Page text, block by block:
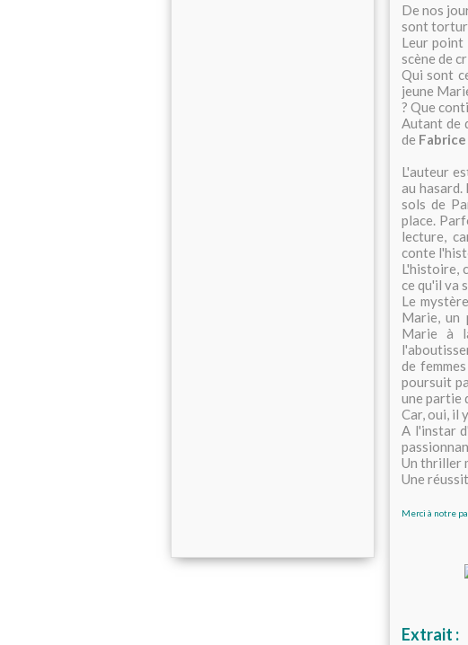
De nos
sont
Leur point
scène de
Qui sont
jeune
? Que
Autant de
de
L'auteur
au hasard.
sols de
place.
lecture,
conte
L'histoire,
ce qu'il va
Le
Marie, un
Marie à
de
poursuit
une partie
Car, oui, il
A l'instar
Un thriller
Une
Merci à notre
Extrait :